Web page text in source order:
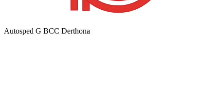
Autosped G BCC Derthona